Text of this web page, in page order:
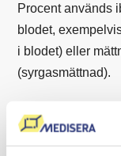
Procent används
blodet,
i blodet) eller
(syrgasmättnad).
Andra